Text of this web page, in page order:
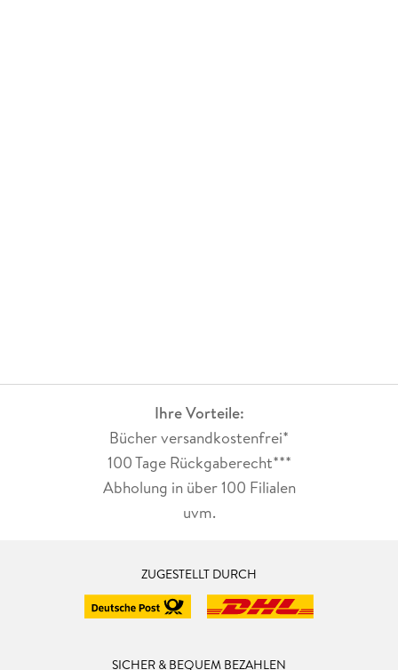
Ihre Vorteile:
Bücher versandkostenfrei*
100 Tage Rückgaberecht***
Abholung in über 100 Filialen
uvm.
ZUGESTELLT DURCH
SICHER & BEQUEM BEZAHLEN